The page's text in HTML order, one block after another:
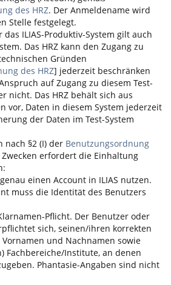
des HRZ. Der Anmeldename wird
Stelle festgelegt.
das ILIAS-Produktiv-System gilt auch
Das HRZ kann den Zugang zu
Gründen
des HRZ] jederzeit beschränken
auf Zugang zu diesem Test-
nicht. Das HRZ behält sich aus
vor, Daten in diesem System jederzeit
der Daten im Test-System
nach §2 (I) der Benutzungsordnung
erfordert die Einhaltung
einen Account in ILIAS nutzen.
muss die Identität des Benutzers
Pflicht. Der Benutzer oder
sich, seinen/ihren korrekten
und Nachnamen sowie
Fachbereiche/Institute, an denen
Phantasie-Angaben sind nicht